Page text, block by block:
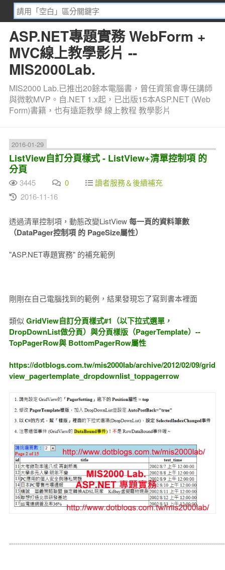
ASP.NET專題實務 WebForm +
MVC線上教學影片 --
MIS2000Lab.
MIS2000 Lab.已推出20餘本電腦書，曾任資策會專任講師
與微軟MVP。自.NET 1.x起，已出版15本ASP.NET (Web
Form)書籍，也有遠距教學 線上教程 教學影片
2016-01-29
ListView自訂分頁樣式 - ListView+清單控制項 的
分頁
3445 0
讀者服務＆後續補充
2016-11-16
透過清單控制項，動態改變ListView每一頁的資料筆數
（DataPager控制項 的 PageSize屬性）
"ASP.NET專題實務" 的補充範例
剛剛在自己電腦找到的範例，結果發現忘了寫到書本裡面
類似 GridView自訂分頁樣式#1（以下拉式選單，
DropDownList做分頁）與分頁樣版（PagerTemplate）--
TopPagerRow與 BottomPagerRow屬性
https://dotblogs.com.tw/mis2000lab/archive/2012/02/09/grid
view_pagertemplate_dropdownlist_toppagerrow